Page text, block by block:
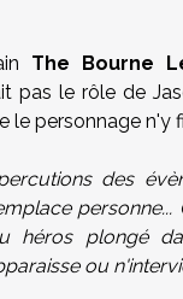
The Bourne
pas le rôle de
le personnage n'y
des
héros plongé
ou